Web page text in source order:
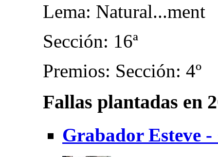
Lema: Natural...ment
Sección: 16ª
Premios: Sección: 4º
Fallas plantadas en
Grabador Esteve